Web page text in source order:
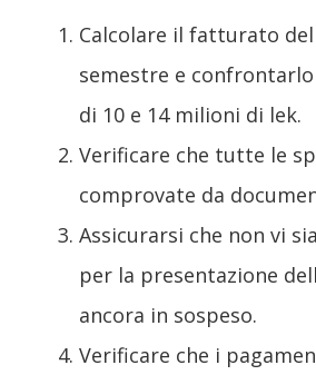
Calcolare il fatturato
semestre e
di 10 e 14 milioni di lek.
Verificare che tutte le
comprovate da
Assicurarsi che non vi
per la presentazione
ancora in sospeso.
Verificare che i